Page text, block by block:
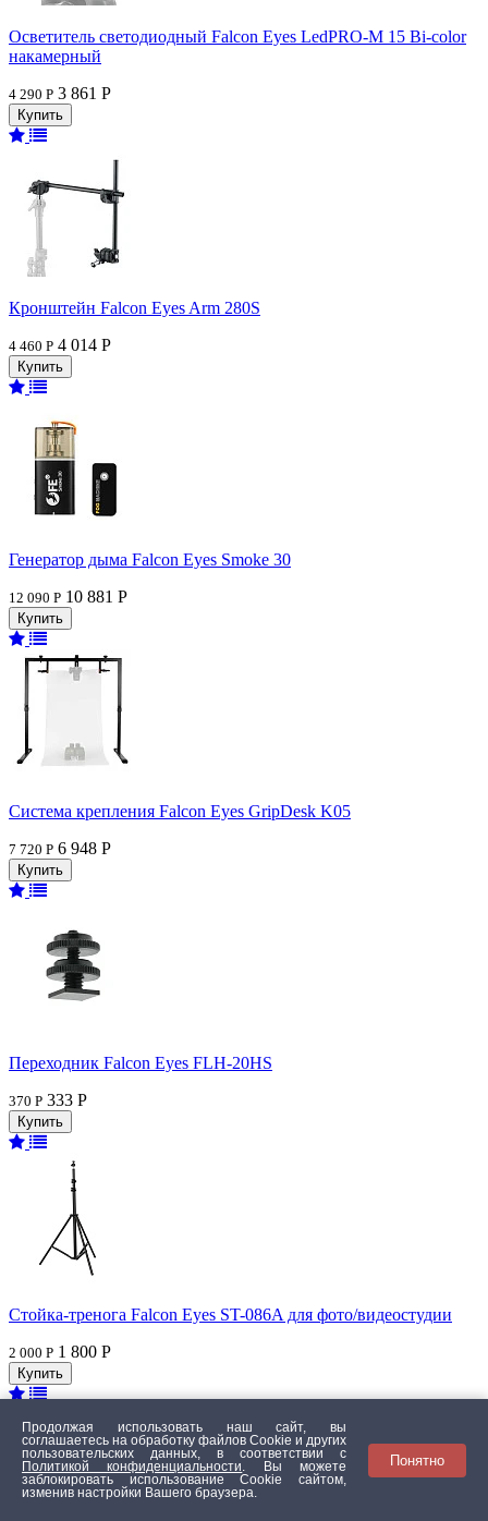
Осветитель светодиодный Falcon Eyes LedPRO-M 15 Bi-color
накамерный
4 290 Р 3 861 Р
Кронштейн Falcon Eyes Arm 280S
4 460 Р 4 014 Р
Генератор дыма Falcon Eyes Smoke 30
12 090 Р 10 881 Р
Система крепления Falcon Eyes GripDesk K05
7 720 Р 6 948 Р
Переходник Falcon Eyes FLH-20HS
370 Р 333 Р
Стойка-тренога Falcon Eyes ST-086A для фото/видеостудии
2 000 Р 1 800 Р
Продолжая использовать наш сайт, вы
соглашаетесь на обработку файлов Сookie и других
пользовательских данных, в соответствии с
Политикой конфиденциальности
. Вы можете
заблокировать использование Cookie сайтом,
изменив настройки Вашего браузера.
Понятно